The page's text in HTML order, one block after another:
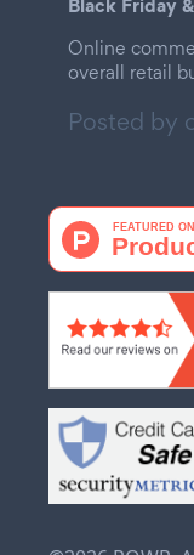
Online
overall retail
Posted by